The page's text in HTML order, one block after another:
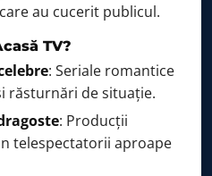
au cucerit publicul.
TV?
: Seriale romantice
răsturnări de situație.
: Producții
telespectatorii aproape